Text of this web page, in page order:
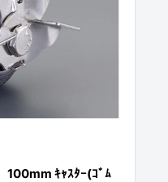
100mm ｷｬｽﾀｰ(ｺﾞﾑ